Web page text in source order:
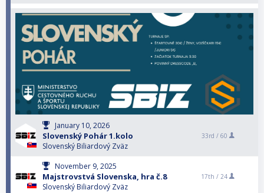
January 10, 2026
Slovenský Pohár 1.kolo
Slovenský Biliardový Zväz
33rd / 60
November 9, 2025
Majstrovstvá Slovenska, hra č.8
Slovenský Biliardový Zväz
17th / 24